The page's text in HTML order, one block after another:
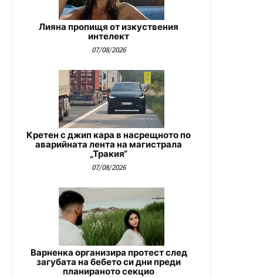
Лияна пропищя от изкуствения
интелект
07/08/2026
Кретен с джип кара в насрещното по
аварийната лента на магистрала
„Тракия“
07/08/2026
Варненка организира протест след
загубата на бебето си дни преди
планираното секцио